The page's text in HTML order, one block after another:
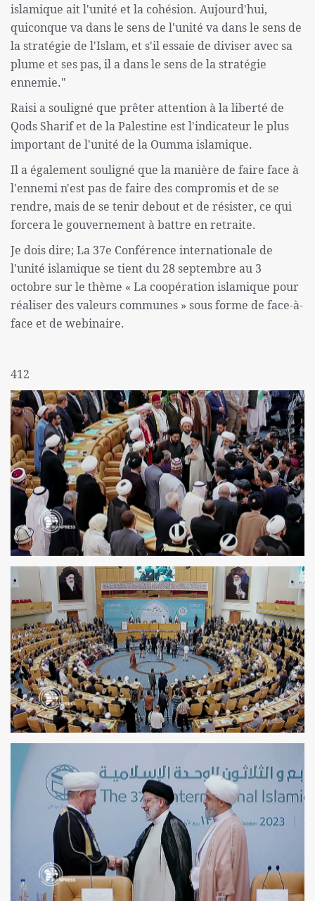
islamique ait l'unité et la cohésion. Aujourd'hui,
quiconque va dans le sens de l'unité va dans le sens de
la stratégie de l'Islam, et s'il essaie de diviser avec sa
plume et ses pas, il a dans le sens de la stratégie
ennemie."
Raisi a souligné que prêter attention à la liberté de
Qods Sharif et de la Palestine est l'indicateur le plus
important de l'unité de la Oumma islamique.
Il a également souligné que la manière de faire face à
l'ennemi n'est pas de faire des compromis et de se
rendre, mais de se tenir debout et de résister, ce qui
forcera le gouvernement à battre en retraite.
Je dois dire; La 37e Conférence internationale de
l'unité islamique se tient du 28 septembre au 3
octobre sur le thème « La coopération islamique pour
réaliser des valeurs communes » sous forme de face-à-
face et de webinaire.
412